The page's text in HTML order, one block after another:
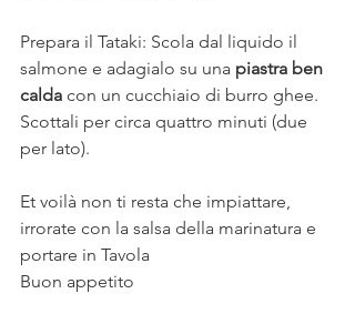
Prepara il Tataki: Scola dal liquido il
salmone e adagialo su una piastra ben
calda con un cucchiaio di burro ghee.
Scottali per circa quattro minuti (due
per lato).
Et voilà non ti resta che impiattare,
irrorate con la salsa della marinatura e
portare in Tavola
Buon appetito